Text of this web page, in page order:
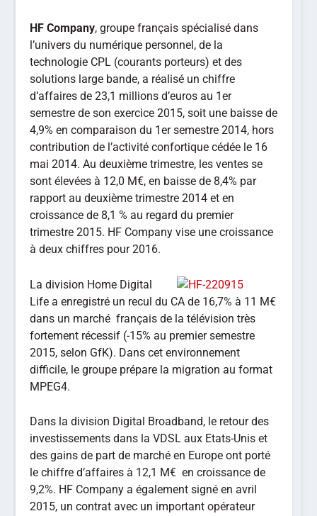
HF Company, groupe français spécialisé dans
l’univers du numérique personnel, de la
technologie CPL (courants porteurs) et des
solutions large bande, a réalisé un chiffre
d’affaires de 23,1 millions d’euros au 1er
semestre de son exercice 2015, soit une baisse de
4,9% en comparaison du 1er semestre 2014, hors
contribution de l’activité confortique cédée le 16
mai 2014. Au deuxième trimestre, les ventes se
sont élevées à 12,0 M€, en baisse de 8,4% par
rapport au deuxième trimestre 2014 et en
croissance de 8,1 % au regard du premier
trimestre 2015. HF Company vise une croissance
à deux chiffres pour 2016.
La division Home Digital
Life a enregistré un recul du CA de 16,7% à 11 M€
dans un marché français de la télévision très
fortement récessif (-15% au premier semestre
2015, selon GfK). Dans cet environnement
difficile, le groupe prépare la migration au format
MPEG4.
Dans la division Digital Broadband, le retour des
investissements dans la VDSL aux Etats-Unis et
des gains de part de marché en Europe ont porté
le chiffre d’affaires à 12,1 M€ en croissance de
9,2%. HF Company a également signé en avril
2015, un contrat avec un important opérateur